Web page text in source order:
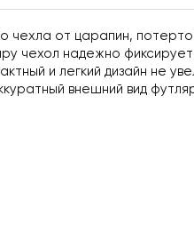
чехла от царапин,
чехол надежно
и легкий дизайн не
внешний вид